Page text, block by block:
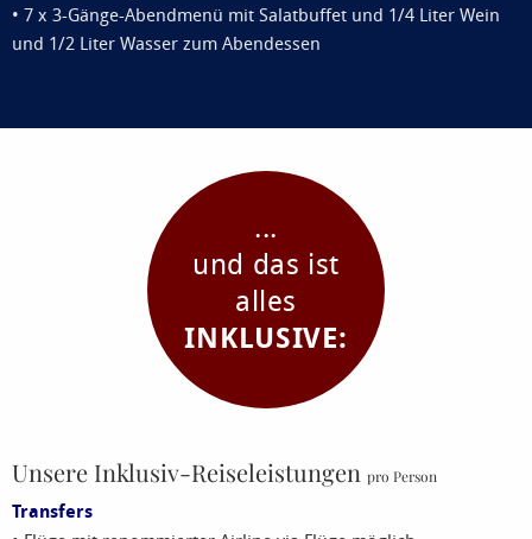
• 7 x 3-Gänge-Abendmenü mit Salatbuffet und 1/4 Liter Wein
und 1/2 Liter Wasser zum Abendessen
...
und das ist
alles
INKLUSIVE:
Unsere Inklusiv-Reiseleistungen pro Person
Transfers